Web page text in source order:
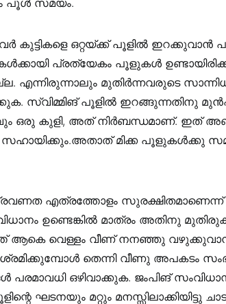
പൂൾ സമയം.
കുട്ടികളെ ഒറ്റയ്ക്ക് പൂളിൽ ഇറക്കുവാൻ
പ്രത്യേകം പൂളുകൾ
എന്നിരുന്നാലും മുതിർന്നവരുടെ
സ്വിമ്മിങ് പൂളിൽ ഇറങ്ങുന്നതിനു
ഒരു കുളി, അത് നിർബന്ധമാണ്. ഇത്
സഹായിക്കും.അതാത് മിക്ക പൂളുകൾക്കു
എത്രത്തോളം സുരക്ഷിതമാണെന്ന്
ഉണ്ടെങ്കിൽ മാത്രം അതിനു
ആകെ വെള്ളം വീണ് നനഞ്ഞു
തെന്നി വീണു അപകടം
ഒഴിവാക്കുക. ജംപിങ്
ഘടനയും മറ്റും മനസ്സിലാക്കിയിട്ടു